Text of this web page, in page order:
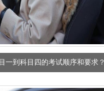
一到科目四的考试顺序和要求？